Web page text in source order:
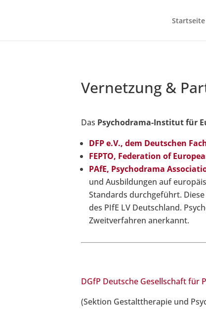
Startseite
Vernetzung &
Das Psychodrama-Institut für
DFP e.V., dem Deutschen
FEPTO, Federation of
PAfE, Psychodrama
und Ausbildungen auf
Standards durchgeführt.
des PIfE LV Deutschland.
Zweitverfahren anerkannt.
DGfP Deutsche Gesellschaft für
(Sektion Gestalttherapie und